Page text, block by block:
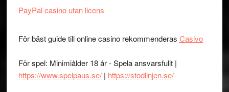
PayPal casino utan licens
För bäst guide till online casino rekommenderas Casivo
För spel: Minimiålder 18 år - Spela ansvarsfullt |
https://www.spelpaus.se/| https://stodlinjen.se/